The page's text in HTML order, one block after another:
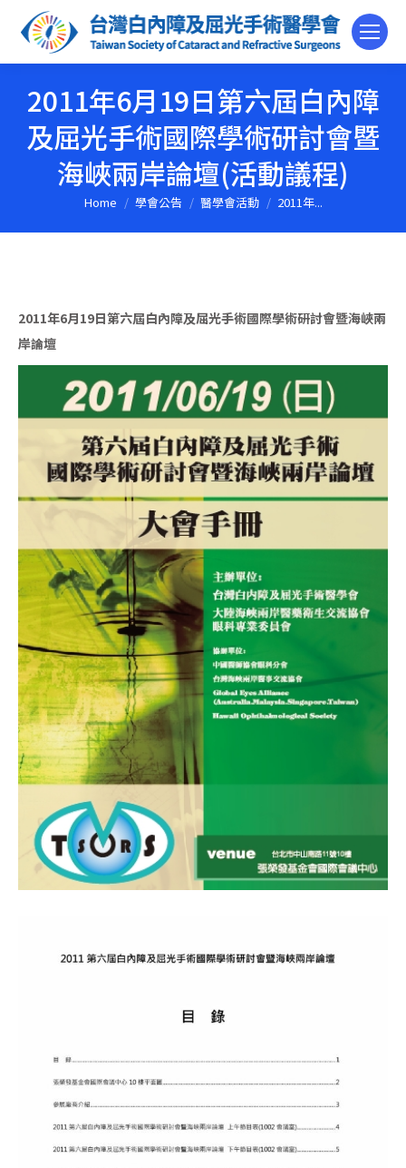
2011年6月19日第六屆白內障
及屈光手術國際學術研討會暨
海峽兩岸論壇(活動議程)
You are here:
Home 學會公告 醫學會活動 2011年...
2011年6月19日第六屆白內障及屈光手術國際學術研討會暨海峽兩
岸論壇